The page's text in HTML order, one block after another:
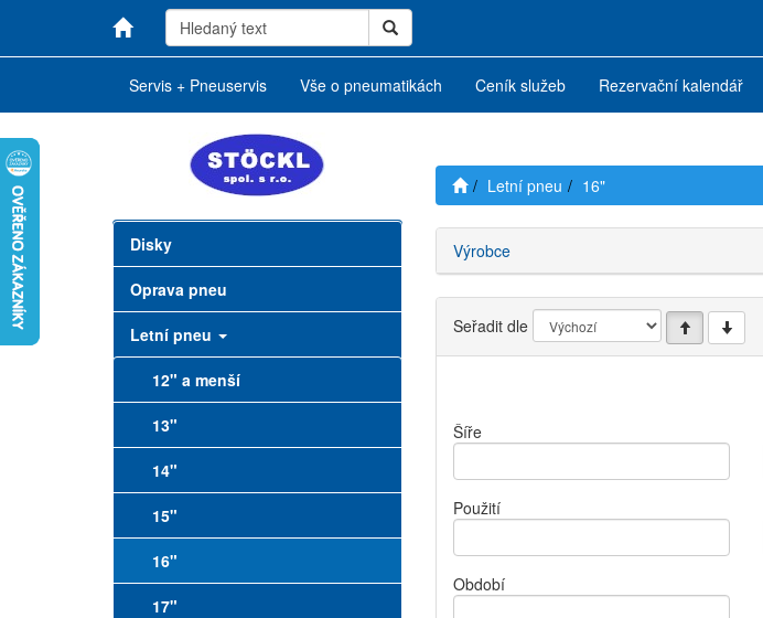
Servis + Pneuservis Vše o pneumatikách Ceník služeb Rezervační kalendář
Disky
Oprava pneu
Letní pneu
12" a menší
13"
14"
15"
16"
17"
Letní pneu 16"
Výrobce
Seřadit dle
Šíře
Použití
Období